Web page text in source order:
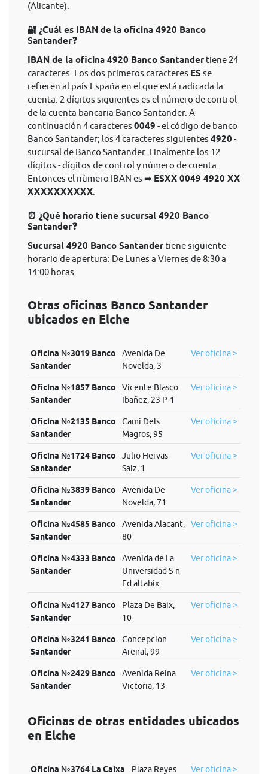
(Alicante).
🔐 ¿Cuál es IBAN de la oficina 4920 Banco
Santander❓
IBAN de la oficina 4920 Banco Santander tiene 24
caracteres. Los dos primeros caracteres ES se
refieren al país España en el que está radicada la
cuenta. 2 dígitos siguientes es el número de control
de la cuenta bancaria Banco Santander. A
continuación 4 caracteres 0049 - el código de banco
Banco Santander; los 4 caracteres siguientes 4920 -
sucursal de Banco Santander. Finalmente los 12
dígitos - dígitos de control y número de cuenta.
Entonces el nùmero IBAN es ➡ ESXX 0049 4920 XX
XXXXXXXXXX
⏰ ¿Qué horario tiene sucursal 4920 Banco
Santander❓
Sucursal 4920 Banco Santander tiene siguiente
horario de apertura: De Lunes a Viernes de 8:30 a
14:00 horas.
Otras oficinas Banco Santander
ubicados en Elche
Oficina №3019 Banco
Santander
Avenida De
Novelda, 3
Ver oficina >
Oficina №1857 Banco
Santander
Vicente Blasco
Ibañez, 23 P-1
Ver oficina >
Oficina №2135 Banco
Santander
Cami Dels
Magros, 95
Ver oficina >
Oficina №1724 Banco
Santander
Julio Hervas
Saiz, 1
Ver oficina >
Oficina №3839 Banco
Santander
Avenida De
Novelda, 71
Ver oficina >
Oficina №4585 Banco
Santander
Avenida Alacant,
80
Ver oficina >
Oficina №4333 Banco
Santander
Avenida de La
Universidad S-n
Ed.altabix
Ver oficina >
Oficina №4127 Banco
Santander
Plaza De Baix,
10
Ver oficina >
Oficina №3241 Banco
Santander
Concepcion
Arenal, 99
Ver oficina >
Oficina №2429 Banco
Santander
Avenida Reina
Victoria, 13
Ver oficina >
Oficinas de otras entidades ubicados
en Elche
Oficina №3764 La Caixa
Plaza Reyes
Ver oficina >